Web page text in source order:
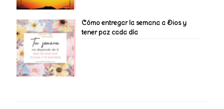
Cómo entregar la semana a Dios y
tener paz cada día